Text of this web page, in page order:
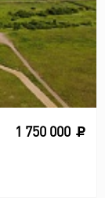
1 750 000